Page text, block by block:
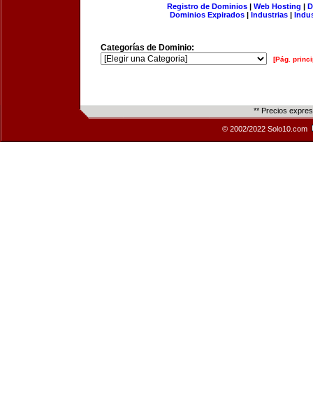
Registro de Dominios| Web Hosting |
Dominios Expirados | Industrias |
Categorías de Dominio:
[Pág.
** Precios
© 2002/2022 Solo10.com